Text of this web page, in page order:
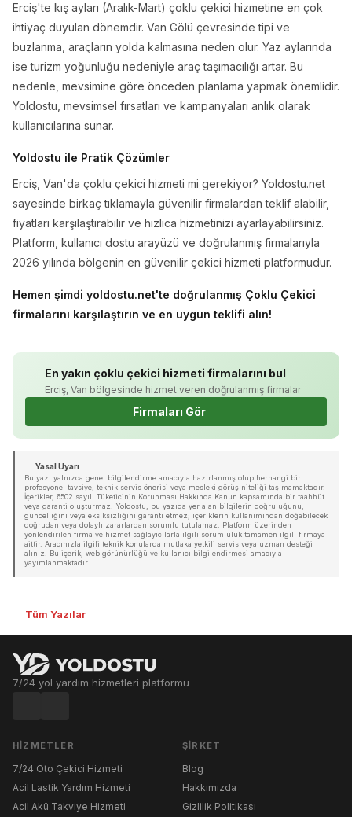
Erciş'te kış ayları (Aralık-Mart) çoklu çekici hizmetine en çok
ihtiyaç duyulan dönemdir. Van Gölü çevresinde tipi ve
buzlanma, araçların yolda kalmasına neden olur. Yaz aylarında
ise turizm yoğunluğu nedeniyle araç taşımacılığı artar. Bu
nedenle, mevsimine göre önceden planlama yapmak önemlidir.
Yoldostu, mevsimsel fırsatları ve kampanyaları anlık olarak
kullanıcılarına sunar.
Yoldostu ile Pratik Çözümler
Erciş, Van'da çoklu çekici hizmeti mi gerekiyor? Yoldostu.net
sayesinde birkaç tıklamayla güvenilir firmalardan teklif alabilir,
fiyatları karşılaştırabilir ve hızlıca hizmetinizi ayarlayabilirsiniz.
Platform, kullanıcı dostu arayüzü ve doğrulanmış firmalarıyla
2026 yılında bölgenin en güvenilir çekici hizmeti platformudur.
Hemen şimdi yoldostu.net'te doğrulanmış Çoklu Çekici
firmalarını karşılaştırın ve en uygun teklifi alın!
En yakın çoklu çekici hizmeti firmalarını bul
Erciş, Van bölgesinde hizmet veren doğrulanmış firmalar
Firmaları Gör
Yasal Uyarı
Bu yazı yalnızca genel bilgilendirme amacıyla hazırlanmış olup herhangi bir
profesyonel tavsiye, teknik servis önerisi veya mesleki görüş niteliği taşımamaktadır.
İçerikler, 6502 sayılı Tüketicinin Korunması Hakkında Kanun kapsamında bir taahhüt
veya garanti oluşturmaz. Yoldostu, bu yazıda yer alan bilgilerin doğruluğunu,
güncelliğini veya eksiksizliğini garanti etmez; içeriklerin kullanımından doğabilecek
doğrudan veya dolaylı zararlardan sorumlu tutulamaz. Platform üzerinden
yönlendirilen firma ve hizmet sağlayıcılarla ilgili sorumluluk tamamen ilgili firmaya
aittir. Aracınızla ilgili teknik konularda mutlaka yetkili servis veya uzman desteği
alınız. Bu içerik, web görünürlüğü ve kullanıcı bilgilendirmesi amacıyla
yayımlanmaktadır.
Tüm Yazılar
7/24 yol yardım hizmetleri platformu
HIZMETLER
7/24 Oto Çekici Hizmeti
Acil Lastik Yardım Hizmeti
Acil Akü Takviye Hizmeti
ŞIRKET
Blog
Hakkımızda
Gizlilik Politikası